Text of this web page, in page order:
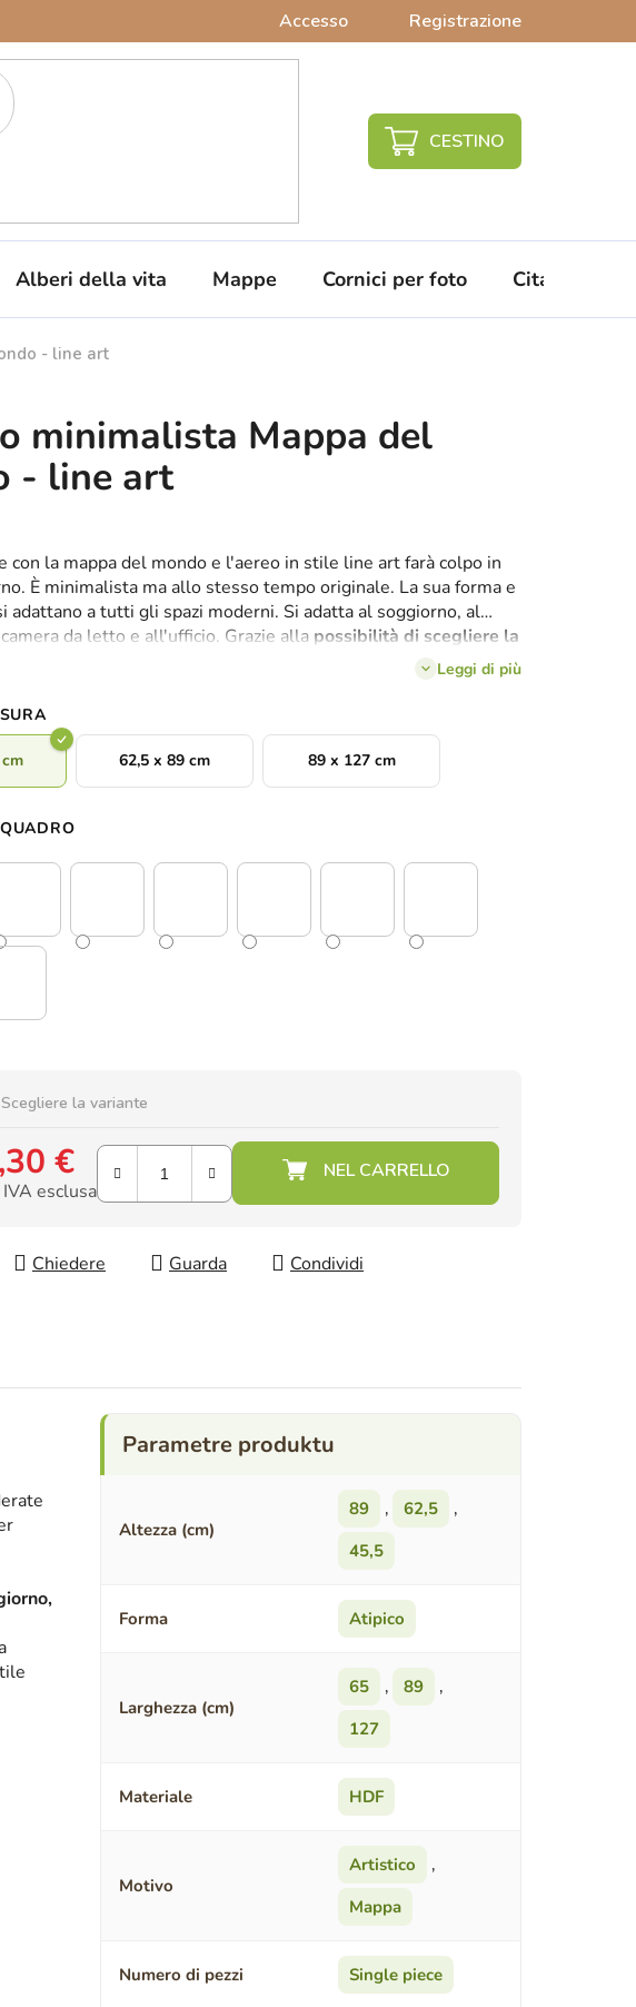
Accesso Registrazione
CARRELLO
SPESA
Alberi della vita Mappe Cornici per foto Citazioni da
- line art
minimalista Mappa del
- line art
con la mappa del mondo e l'aereo in stile line art farà colpo in
È minimalista ma allo stesso tempo originale. La sua forma e
adattano a tutti gli spazi moderni. Si adatta al soggiorno, al
da letto e all'ufficio. Grazie alla possibilità di scegliere la
, potrete abbinarla facilmente al design generale e agli accessori.
Leggi di più
62,5 x 89 cm 89 x 127 cm
Scegliere la variante
€
IVA esclusa
Chiedere Guarda Condividi
Altezza (cm)
89 , 62,5
,
45,5
Forma Atipico
Larghezza (cm)
65 , 89
,
127
Materiale HDF
Motivo
Artistico
,
Mappa
Numero di pezzi Single piece